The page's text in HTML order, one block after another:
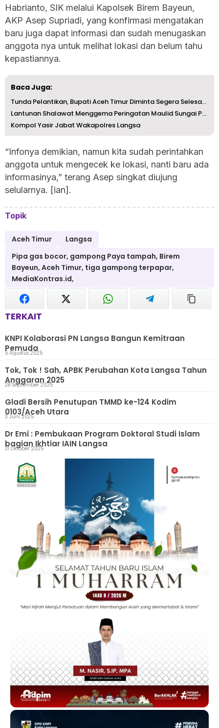
Habrianto, SIK melalui Kapolsek Birem Bayeun,
AKP Asep Supriadi, yang konfirmasi mengatakan
baru juga dapat informasi dan sudah menugaskan
anggota nya untuk melihat lokasi dan belum tahu
kepastiannya.
Baca Juga:
Tunda Pelantikan, Bupati Aceh Timur Diminta Segera Selesa...
Lantunan Shalawat Menggema Peringatan Maulid Sungai Pauh ...
Kompol Yasir Jabat Wakapolres Langsa
“Infonya demikian, namun kita sudah perintahkan
anggota untuk mengecek ke lokasi, nanti baru ada
informasinya,” terang Asep singkat diujung
selularnya. [ian].
Topik
Aceh Timur
Langsa
Pipa gas bocor, gampong Paya tampah, Birem
Bayeun, Aceh Timur, tiga gampong terpapar,
MediaKontras.id,
TERKAIT
KNPI Kolaborasi PN Langsa Bangun Kemitraan
Pemuda
5 Agustus 2025
Tok, Tok ! Sah, APBK Perubahan Kota Langsa Tahun
Anggaran 2025
28 September 2025
Gladi Bersih Penutupan TMMD ke-124 Kodim
0103/Aceh Utara
3 Juni 2025
Dr Emi : Pembukaan Program Doktoral Studi Islam
bagian Ikhtiar IAIN Langsa
31 Oktober 2025